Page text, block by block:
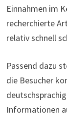
Einnahmen im
recherchierte
relativ schnell
Passend dazu
die Besucher
Informationen